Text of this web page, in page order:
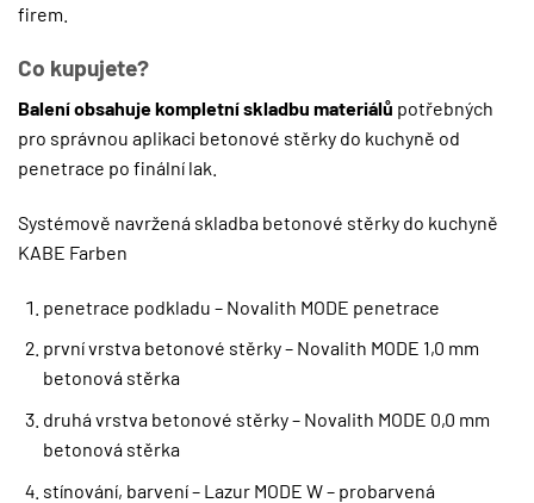
firem.
Co kupujete?
Balení obsahuje kompletní skladbu materiálů potřebných
pro správnou aplikaci betonové stěrky do kuchyně od
penetrace po finální lak.
Systémově navržená skladba betonové stěrky do kuchyně
KABE Farben
penetrace podkladu – Novalith MODE penetrace
první vrstva betonové stěrky – Novalith MODE 1,0 mm
betonová stěrka
druhá vrstva betonové stěrky – Novalith MODE 0,0 mm
betonová stěrka
stínování, barvení – Lazur MODE W – probarvená